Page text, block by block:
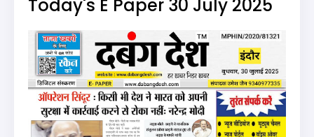
Today's E Paper 30 July 2025